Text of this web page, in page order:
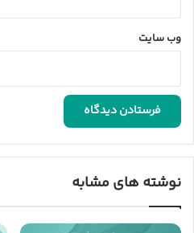
وب‌ سایت
نوشته های مشابه